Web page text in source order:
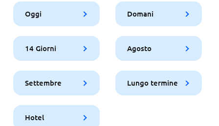
Oggi Domani
14 Giorni Agosto
Settembre Lungo termine
Hotel